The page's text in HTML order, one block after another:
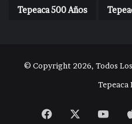
Tepeaca 500 Años
© Copyright 2026, Todos
Tepeaca
Facebook